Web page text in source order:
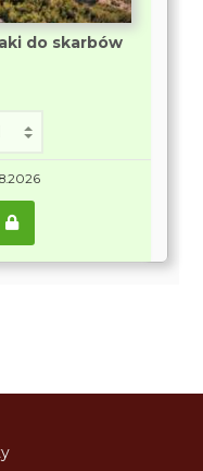
do skarbów